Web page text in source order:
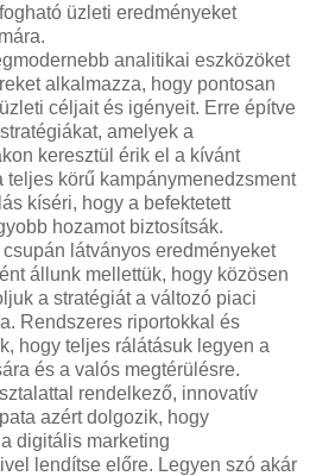
üzleti eredményeket
analitikai eszközöket
alkalmazza, hogy pontosan
céljait és igényeit. Erre építve
amelyek a
keresztül érik el a kívánt
teljes körű kampánymenedzsment
kíséri, hogy a befektetett
hozamot biztosítsák.
látványos eredményeket
állunk mellettük, hogy közösen
a stratégiát a változó piaci
Rendszeres riportokkal és
hogy teljes rálátásuk legyen a
és a valós megtérülésre.
rendelkező, innovatív
azért dolgozik, hogy
digitális marketing
lendítse előre. Legyen szó akár